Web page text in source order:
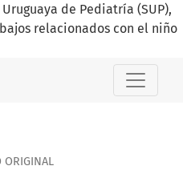
de Pediatría (SUP),
relacionados con el niño
en cirugías de
ORIGINAL